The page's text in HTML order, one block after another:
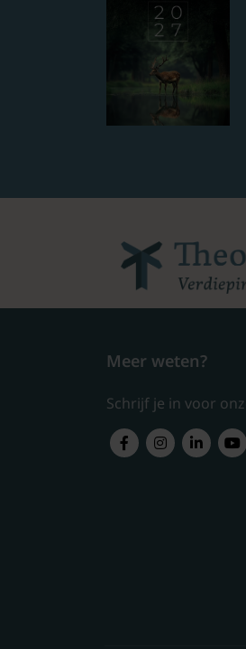
Meer weten?
Schrijf je in voor